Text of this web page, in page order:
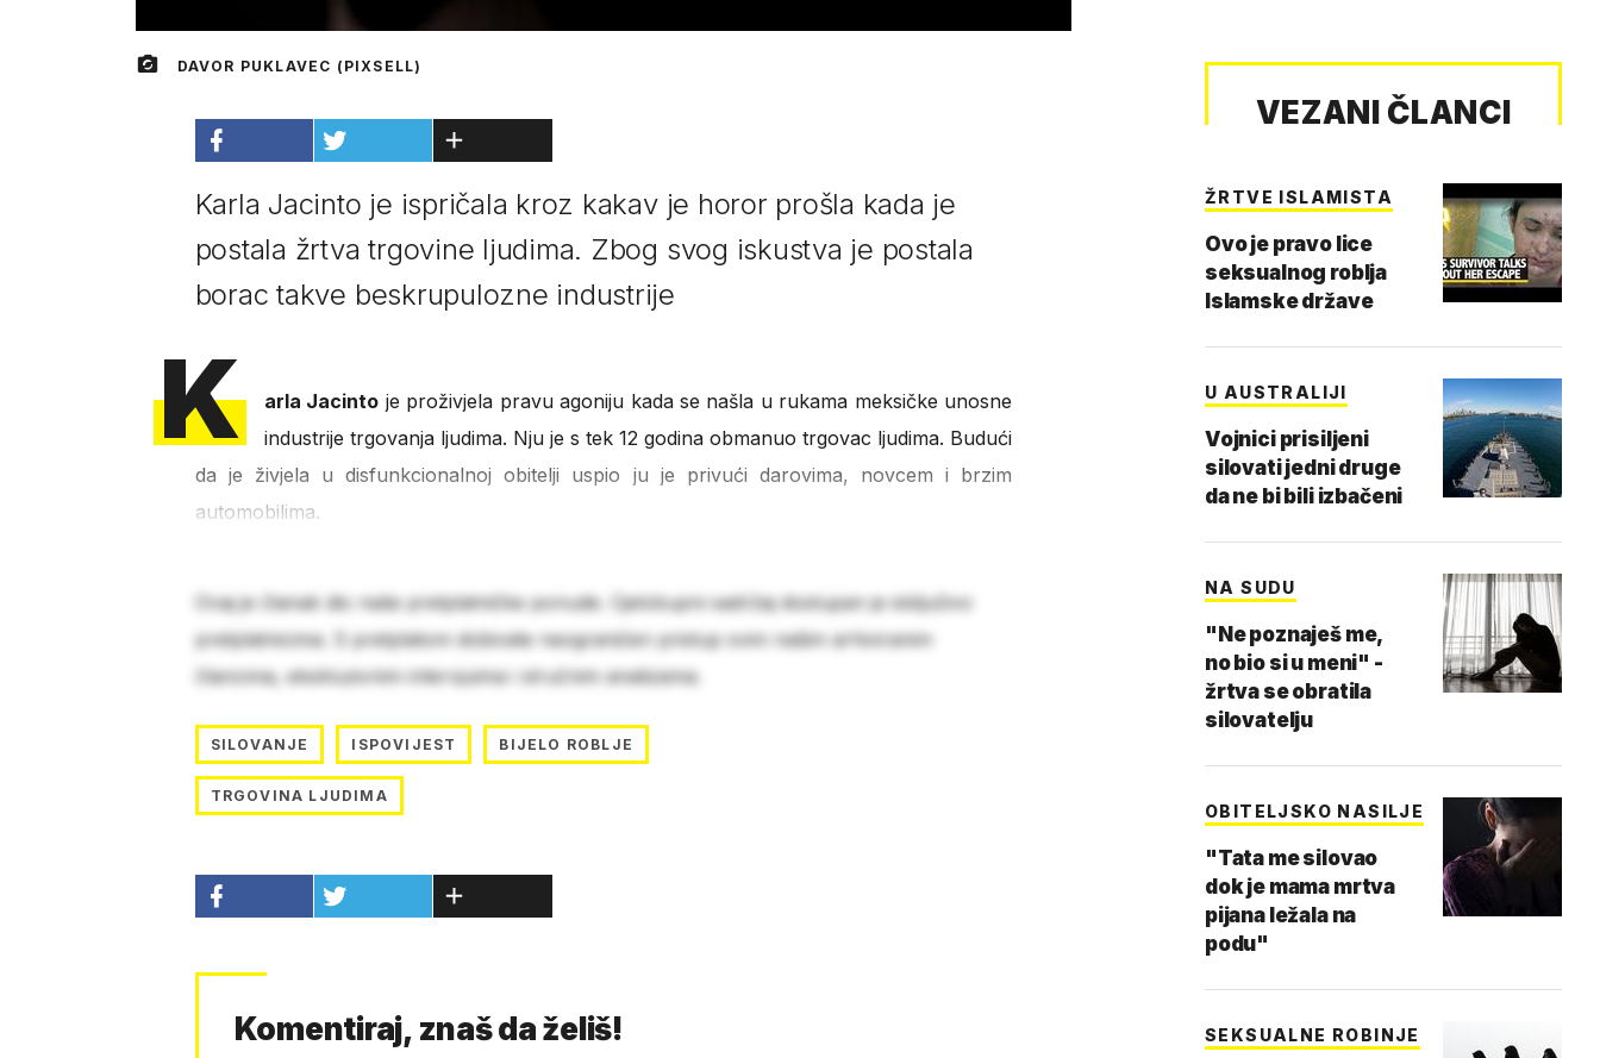
DAVOR PUKLAVEC (PIXSELL)
Karla Jacinto je ispričala kroz kakav je horor prošla kada je
postala žrtva trgovine ljudima. Zbog svog iskustva je postala
borac takve beskrupulozne industrije
K arla Jacinto je proživjela pravu agoniju kada se našla u rukama meksičke unosne
industrije trgovanja ljudima. Nju je s tek 12 godina obmanuo trgovac ljudima. Budući
da je živjela u disfunkcionalnoj obitelji uspio ju je privući darovima, novcem i brzim
automobilima.
Ovaj je članak dio naše pretplatničke ponude. Cjelokupni sadržaj dostupan je isključivo
pretplatnicima. S pretplatom dobivate neograničen pristup svim našim arhiviranim
člancima, ekskluzivnim intervjuima i stručnim analizama.
SILOVANJE ISPOVIJEST BIJELO ROBLJE
TRGOVINA LJUDIMA
Komentiraj, znaš da želiš!
VEZANI ČLANCI
ŽRTVE ISLAMISTA
Ovo je pravo lice
seksualnog roblja
Islamske države
U AUSTRALIJI
Vojnici prisiljeni
silovati jedni druge
da ne bi bili izbačeni
NA SUDU
"Ne poznaješ me,
no bio si u meni" -
žrtva se obratila
silovatelju
OBITELJSKO NASILJE
"Tata me silovao
dok je mama mrtva
pijana ležala na
podu"
SEKSUALNE ROBINJE